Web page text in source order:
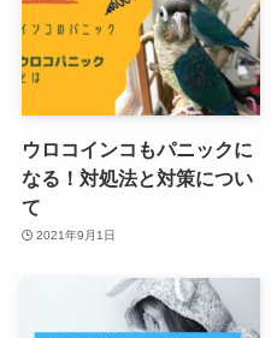
ウロコインコもパニックに
なる！対処法と対策につい
て
2021年9月1日